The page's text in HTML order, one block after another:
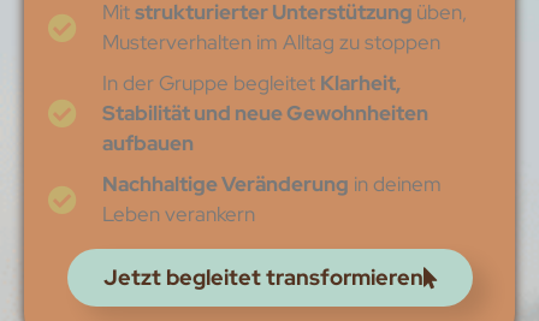
Mitstrukturierter Unterstützung üben,
Musterverhalten im Alltag zu stoppen
In der Gruppe begleitet Klarheit,
Stabilität und neue Gewohnheiten
aufbauen
Nachhaltige Veränderung in deinem
Leben verankern
Jetzt begleitet transformieren